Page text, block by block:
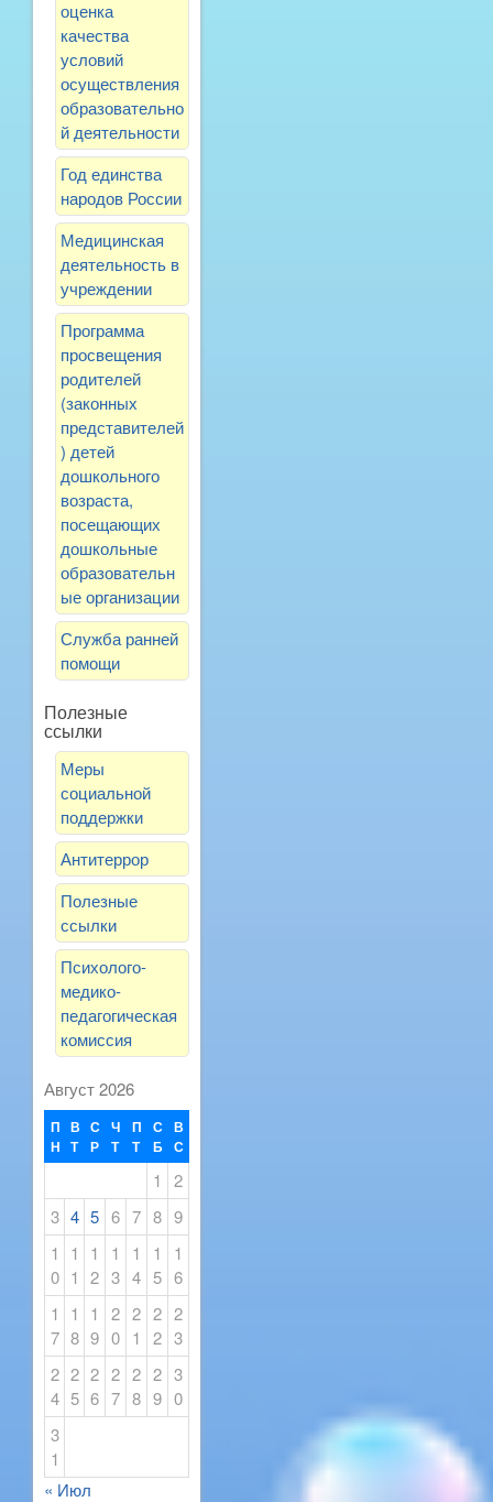
оценка
качества
условий
осуществления
образовательно
й деятельности
Год единства
народов России
Медицинская
деятельность в
учреждении
Программа
просвещения
родителей
(законных
представителей
) детей
дошкольного
возраста,
посещающих
дошкольные
образовательн
ые организации
Служба ранней
помощи
Полезные
ссылки
Меры
социальной
поддержки
Антитеррор
Полезные
ссылки
Психолого-
медико-
педагогическая
комиссия
Август 2026
П
Н
В
Т
С
Р
Ч
Т
П
Т
С
Б
В
С
1
2
3 4 5 6 7 8 9
1
0
1
1
1
2
1
3
1
4
1
5
1
6
1
7
1
8
1
9
2
0
2
1
2
2
2
3
2
4
2
5
2
6
2
7
2
8
2
9
3
0
3
1
« Июл